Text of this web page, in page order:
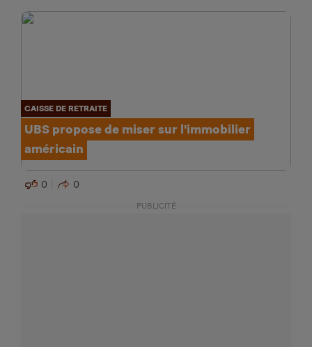
CAISSE DE RETRAITE
UBS propose de miser sur l'immobilier
américain
0 0
PUBLICITÉ